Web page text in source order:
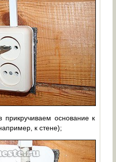
основание к
к стене);